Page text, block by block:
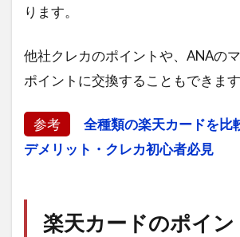
ります。
他社クレカのポイントや、ANAの
ポイントに交換することもできます
参考
全種類の楽天カードを比
デメリット・クレカ初心者必見
楽天カードのポイ